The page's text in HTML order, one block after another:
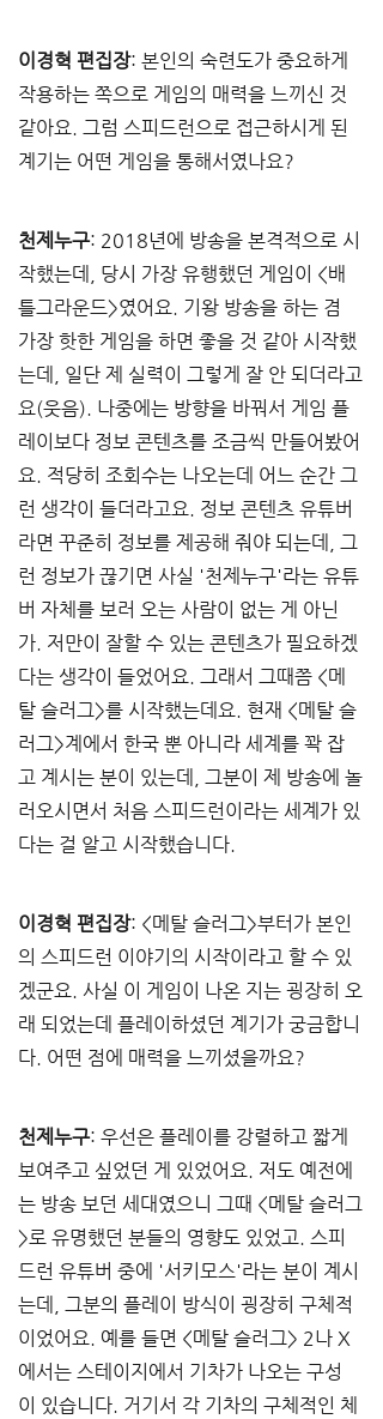
이경혁 편집장: 본인의 숙련도가 중요하게
작용하는 쪽으로 게임의 매력을 느끼신 것
같아요. 그럼 스피드런으로 접근하시게 된
계기는 어떤 게임을 통해서였나요?
천제누구: 2018년에 방송을 본격적으로 시
작했는데, 당시 가장 유행했던 게임이 <배
틀그라운드>였어요. 기왕 방송을 하는 겸
가장 핫한 게임을 하면 좋을 것 같아 시작했
는데, 일단 제 실력이 그렇게 잘 안 되더라고
요(웃음). 나중에는 방향을 바꿔서 게임 플
레이보다 정보 콘텐츠를 조금씩 만들어봤어
요. 적당히 조회수는 나오는데 어느 순간 그
런 생각이 들더라고요. 정보 콘텐츠 유튜버
라면 꾸준히 정보를 제공해 줘야 되는데, 그
런 정보가 끊기면 사실 '천제누구'라는 유튜
버 자체를 보러 오는 사람이 없는 게 아닌
가. 저만이 잘할 수 있는 콘텐츠가 필요하겠
다는 생각이 들었어요. 그래서 그때쯤 <메
탈 슬러그>를 시작했는데요. 현재 <메탈 슬
러그>계에서 한국 뿐 아니라 세계를 꽉 잡
고 계시는 분이 있는데, 그분이 제 방송에 놀
러오시면서 처음 스피드런이라는 세계가 있
다는 걸 알고 시작했습니다.
이경혁 편집장: <메탈 슬러그>부터가 본인
의 스피드런 이야기의 시작이라고 할 수 있
겠군요. 사실 이 게임이 나온 지는 굉장히 오
래 되었는데 플레이하셨던 계기가 궁금합니
다. 어떤 점에 매력을 느끼셨을까요?
천제누구: 우선은 플레이를 강렬하고 짧게
보여주고 싶었던 게 있었어요. 저도 예전에
는 방송 보던 세대였으니 그때 <메탈 슬러그
>로 유명했던 분들의 영향도 있었고. 스피
드런 유튜버 중에 '서키모스'라는 분이 계시
는데, 그분의 플레이 방식이 굉장히 구체적
이었어요. 예를 들면 <메탈 슬러그> 2나 X
에서는 스테이지에서 기차가 나오는 구성
이 있습니다. 거기서 각 기차의 구체적인 체